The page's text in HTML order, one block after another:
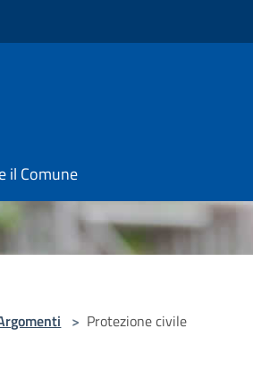
il Comune
> Protezione civile